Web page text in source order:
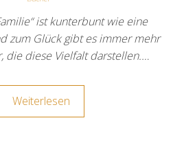
ist kunterbunt wie eine
zum Glück gibt es immer mehr
die diese Vielfalt darstellen.…
Weiterlesen